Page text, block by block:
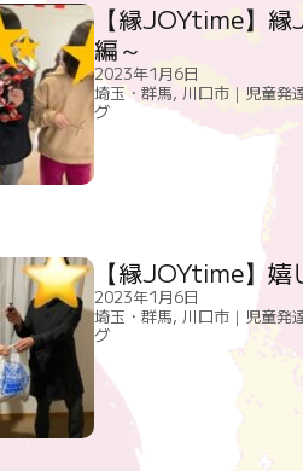
【縁JOYtime】
編～
2023年1月6日
埼玉・群馬, 川口市｜児童
グ
【縁JOYtime】嬉
2023年1月6日
埼玉・群馬, 川口市｜児童
グ